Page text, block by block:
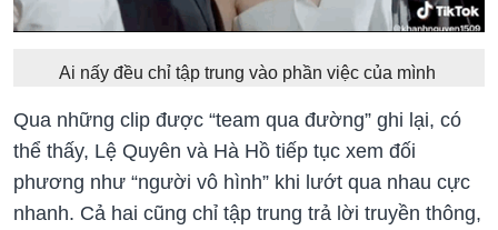
Ai nấy đều chỉ tập trung vào phần việc của mình
Qua những clip được “team qua đường” ghi lại, có
thể thấy, Lệ Quyên và Hà Hồ tiếp tục xem đối
phương như “người vô hình” khi lướt qua nhau cực
nhanh. Cả hai cũng chỉ tập trung trả lời truyền thông,